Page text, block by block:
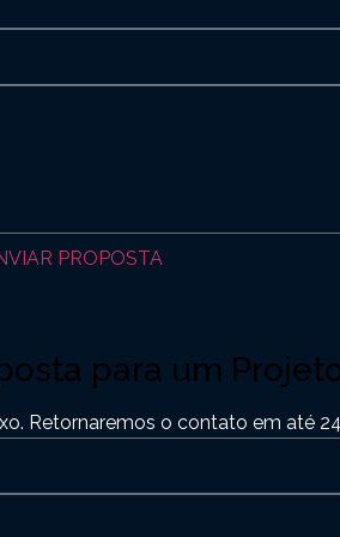
PROPOSTA
para um
Retornaremos o contato em até